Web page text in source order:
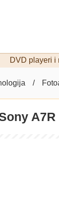
DVD playeri i